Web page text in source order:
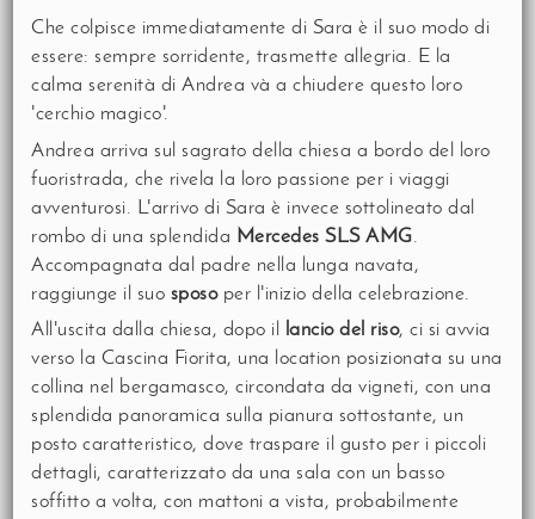
Che colpisce immediatamente di Sara è il suo modo di
essere: sempre sorridente, trasmette allegria. E la
calma serenità di Andrea và a chiudere questo loro
'cerchio magico'.
Andrea arriva sul sagrato della chiesa a bordo del loro
fuoristrada, che rivela la loro passione per i viaggi
avventurosi. L'arrivo di Sara è invece sottolineato dal
rombo di una splendida Mercedes SLS AMG.
Accompagnata dal padre nella lunga navata,
raggiunge il suo sposoper l'inizio della celebrazione.
All'uscita dalla chiesa, dopo il
lancio del riso, ci si avvia
verso la Cascina Fiorita, una location posizionata su una
collina nel bergamasco, circondata da vigneti, con una
splendida panoramica sulla pianura sottostante, un
posto caratteristico, dove traspare il gusto per i piccoli
dettagli, caratterizzato da una sala con un basso
soffitto a volta, con mattoni a vista, probabilmente